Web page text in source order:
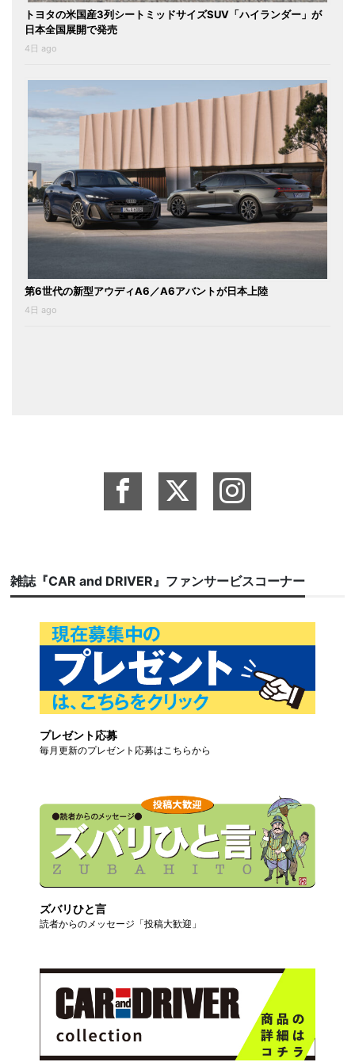
トヨタの米国産3列シートミッドサイズSUV「ハイランダー」が
日本全国展開で発売
4日 ago
第6世代の新型アウディA6／A6アバントが日本上陸
4日 ago
雑誌『CAR and DRIVER』ファンサービスコーナー
プレゼント応募
毎月更新のプレゼント応募はこちらから
ズバリひと言
読者からのメッセージ「投稿大歓迎」